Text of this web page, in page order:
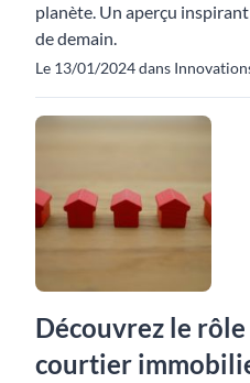
planète. Un aperçu
de demain.
Le 13/01/2024 dans
Découvrez le rôle
courtier